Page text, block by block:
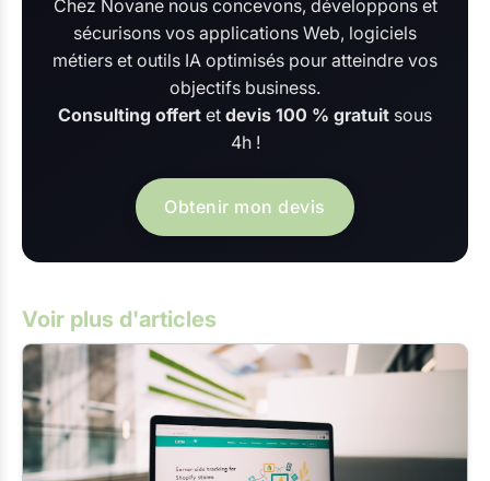
Chez Novane nous concevons, développons et
sécurisons vos applications Web, logiciels
métiers et outils IA optimisés pour atteindre vos
objectifs business.
Consulting offert et devis 100 % gratuit sous
4h !
Obtenir mon devis
Voir plus d'articles